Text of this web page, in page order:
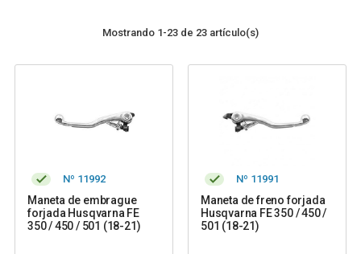
Mostrando 1-23 de 23 artículo(s)
Nº 11992
Maneta de embrague
forjada Husqvarna FE
350 / 450 / 501 (18-21)
Nº 11991
Maneta de freno forjada
Husqvarna FE 350 / 450 /
501 (18-21)